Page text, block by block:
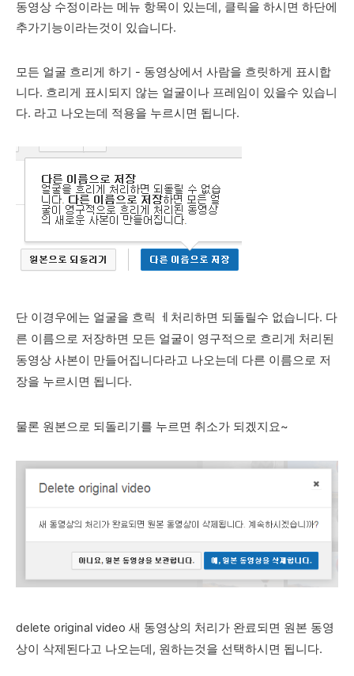
동영상 수정이라는 메뉴 항목이 있는데, 클릭을 하시면 하단에
추가기능이라는것이 있습니다.
모든 얼굴 흐리게 하기 - 동영상에서 사람을 흐릿하게 표시합
니다. 흐리게 표시되지 않는 얼굴이나 프레임이 있을수 있습니
다. 라고 나오는데 적용을 누르시면 됩니다.
단 이경우에는 얼굴을 흐릭 ㅔ처리하면 되돌릴수 없습니다. 다
른 이름으로 저장하면 모든 얼굴이 영구적으로 흐리게 처리된
동영상 사본이 만들어집니다라고 나오는데 다른 이름으로 저
장을 누르시면 됩니다.
물론 원본으로 되돌리기를 누르면 취소가 되겠지요~
delete original video 새 동영상의 처리가 완료되면 원본 동영
상이 삭제된다고 나오는데, 원하는것을 선택하시면 됩니다.